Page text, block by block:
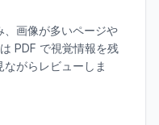
、画像が多いページや
PDF で視覚情報を残
がらレビューしま